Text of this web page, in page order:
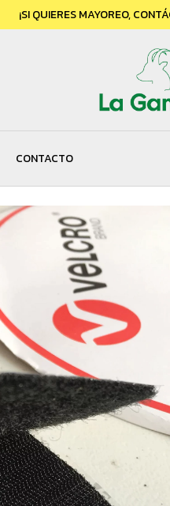
¡SI QUIERES MAYOREO,
CONTACTO